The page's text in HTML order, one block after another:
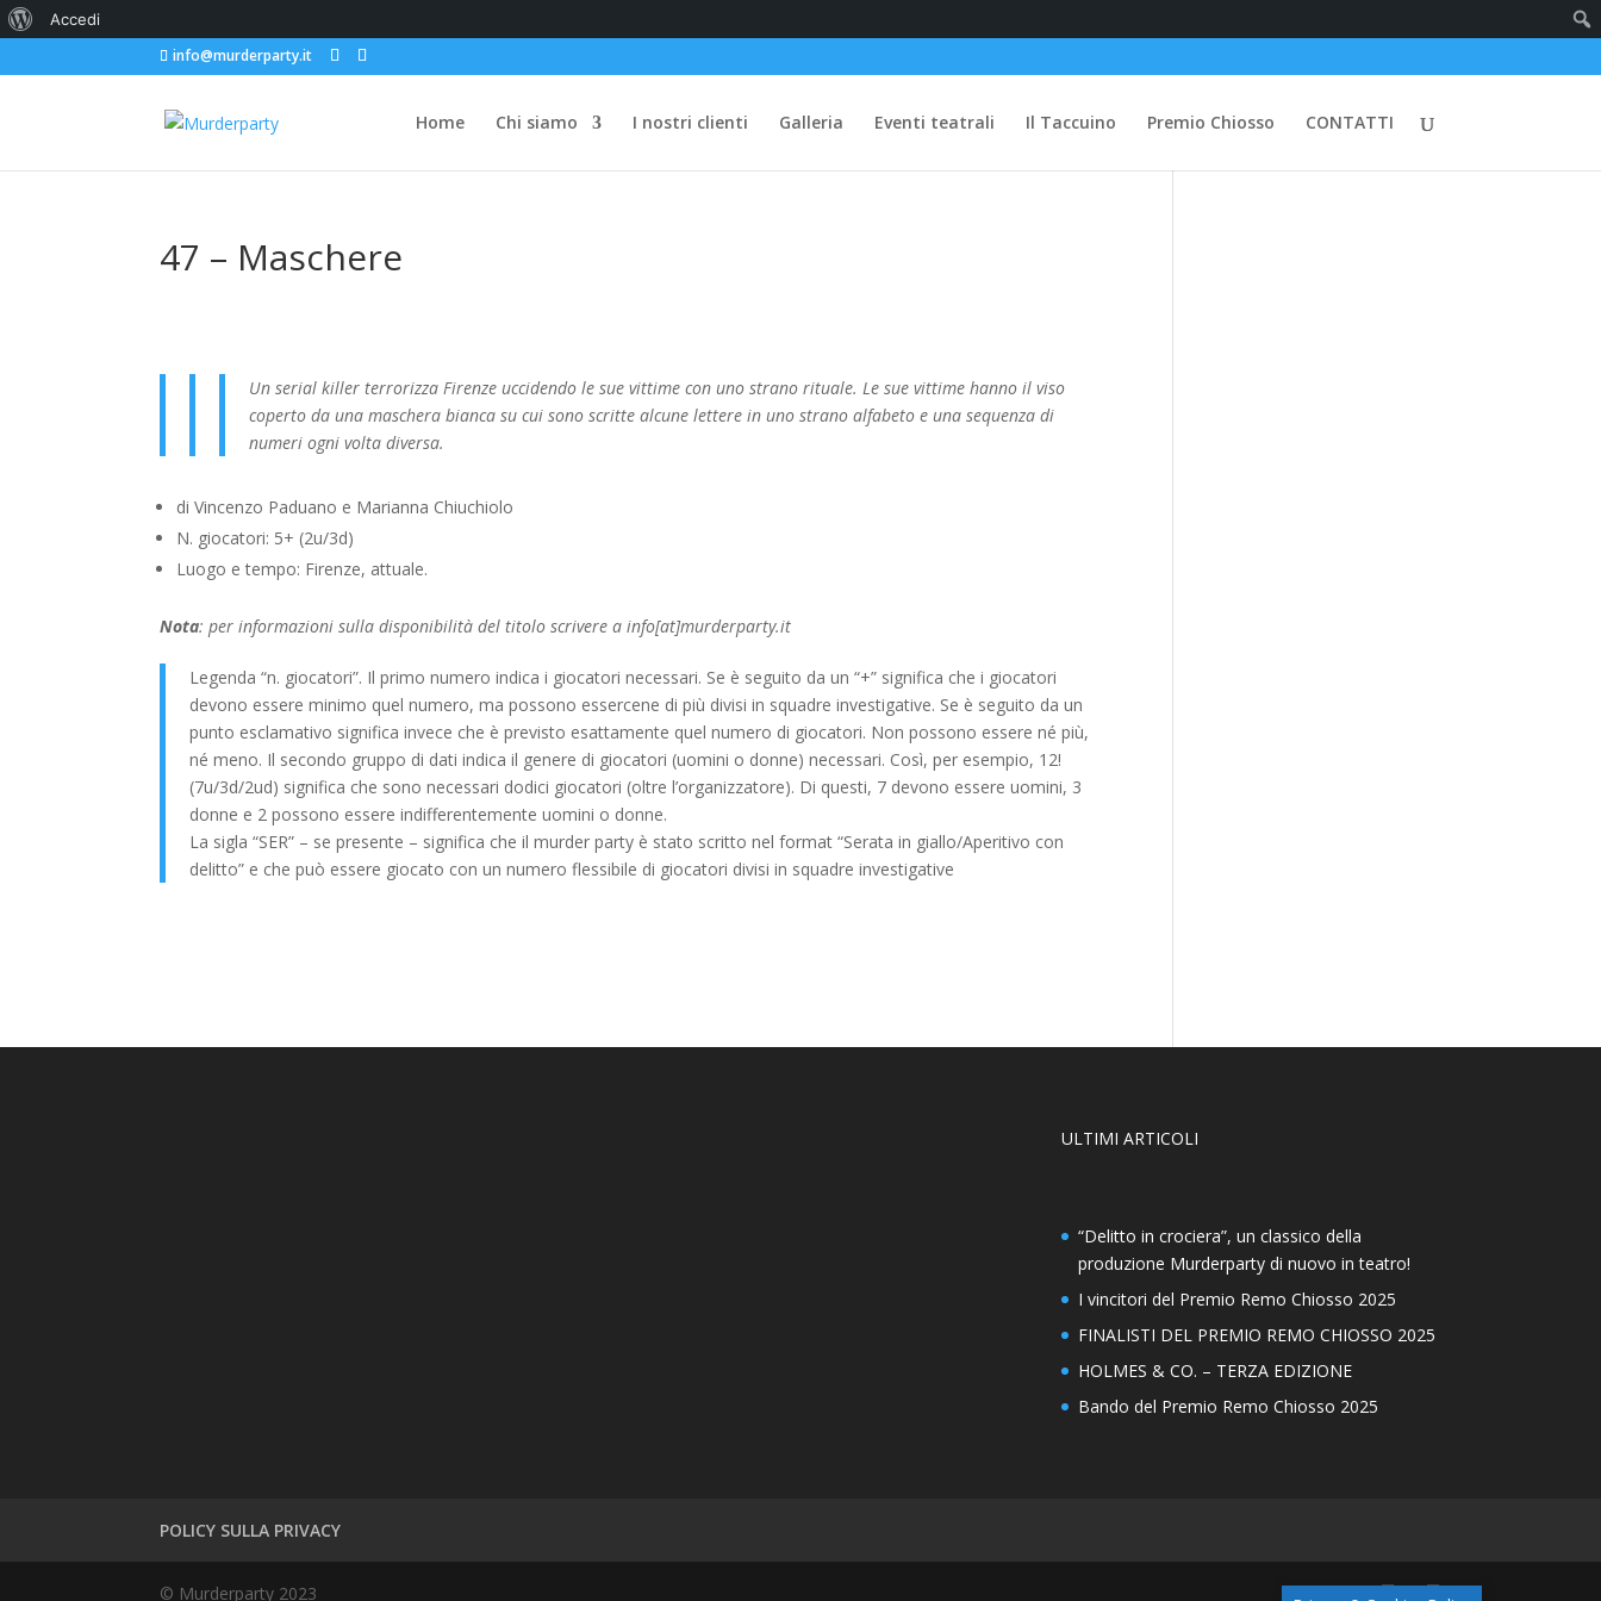
Informazioni
Accedi
info@murderparty.it
Home Chi siamo I nostri clienti Galleria Eventi teatrali Il Taccuino Premio Chiosso CONTATTI
47 – Maschere
Un serial killer terrorizza Firenze uccidendo le sue vittime con uno strano rituale. Le sue vittime hanno il viso
coperto da una maschera bianca su cui sono scritte alcune lettere in uno strano alfabeto e una sequenza di
numeri ogni volta diversa.
di Vincenzo Paduano e Marianna Chiuchiolo
N. giocatori: 5+ (2u/3d)
Luogo e tempo: Firenze, attuale.
Nota: per informazioni sulla disponibilità del titolo scrivere a info[at]murderparty.it
Legenda “n. giocatori”. Il primo numero indica i giocatori necessari. Se è seguito da un “+” significa che i giocatori
devono essere minimo quel numero, ma possono essercene di più divisi in squadre investigative. Se è seguito da un
punto esclamativo significa invece che è previsto esattamente quel numero di giocatori. Non possono essere né più,
né meno. Il secondo gruppo di dati indica il genere di giocatori (uomini o donne) necessari. Così, per esempio, 12!
(7u/3d/2ud) significa che sono necessari dodici giocatori (oltre l’organizzatore). Di questi, 7 devono essere uomini, 3
donne e 2 possono essere indifferentemente uomini o donne.
La sigla “SER” – se presente – significa che il murder party è stato scritto nel format “Serata in giallo/Aperitivo con
delitto” e che può essere giocato con un numero flessibile di giocatori divisi in squadre investigative
ULTIMI ARTICOLI
“Delitto in crociera”, un classico della
produzione Murderparty di nuovo in teatro!
I vincitori del Premio Remo Chiosso 2025
FINALISTI DEL PREMIO REMO CHIOSSO 2025
HOLMES & CO. – TERZA EDIZIONE
Bando del Premio Remo Chiosso 2025
POLICY SULLA PRIVACY
© Murderparty 2023